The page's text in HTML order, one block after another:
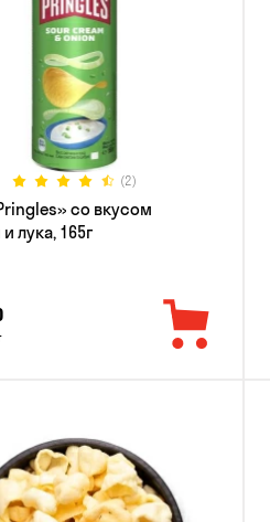
(2)
со вкусом
лука, 165г